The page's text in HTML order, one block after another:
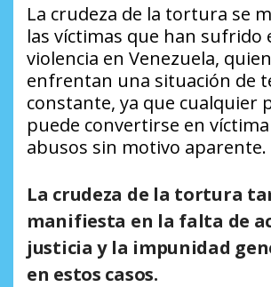
La crudeza de la tortura se
las víctimas que han sufrido
violencia en Venezuela,
enfrentan una situación de
constante, ya que cualquier
puede convertirse en
abusos sin motivo aparente.
La crudeza de la tortura
manifiesta en la falta de
justicia y la impunidad
en estos casos.